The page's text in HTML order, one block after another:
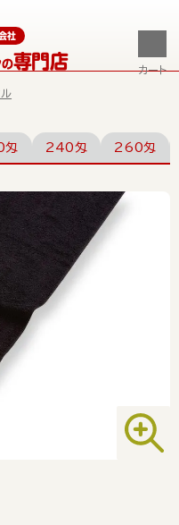
社
の専門店 カート
匁 240匁 260匁